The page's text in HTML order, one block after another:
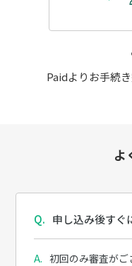
Paidよりお手続
よ
申し込み後すぐ
初回のみ審査がご